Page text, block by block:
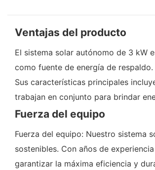
Ventajas del producto
El sistema solar autónomo de 3 kW
como fuente de energía de
Sus características principales
trabajan en conjunto para brindar
Fuerza del equipo
Fuerza del equipo: Nuestro sistema
sostenibles. Con años de
garantizar la máxima eficiencia y